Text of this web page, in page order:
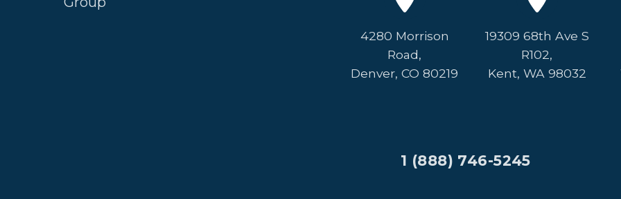
4280 Morrison
Road,
Denver, CO 80219
19309 68th Ave S
R102,
Kent, WA 98032
1 (888) 746-5245